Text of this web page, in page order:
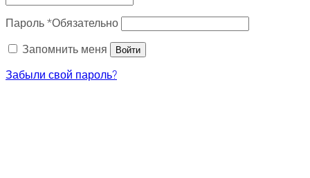
Пароль *Обязательно
Запомнить меня
Войти
Забыли свой пароль?